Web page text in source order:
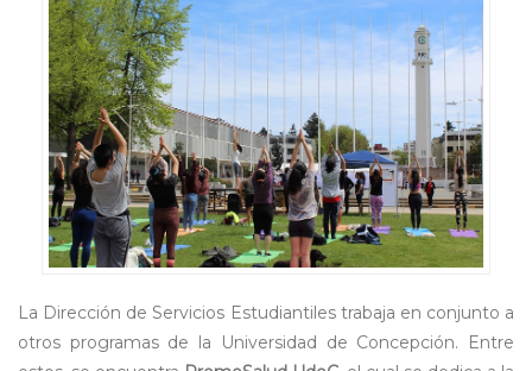
La Dirección de Servicios Estudiantiles trabaja en conjunto a
otros programas de la Universidad de Concepción. Entre